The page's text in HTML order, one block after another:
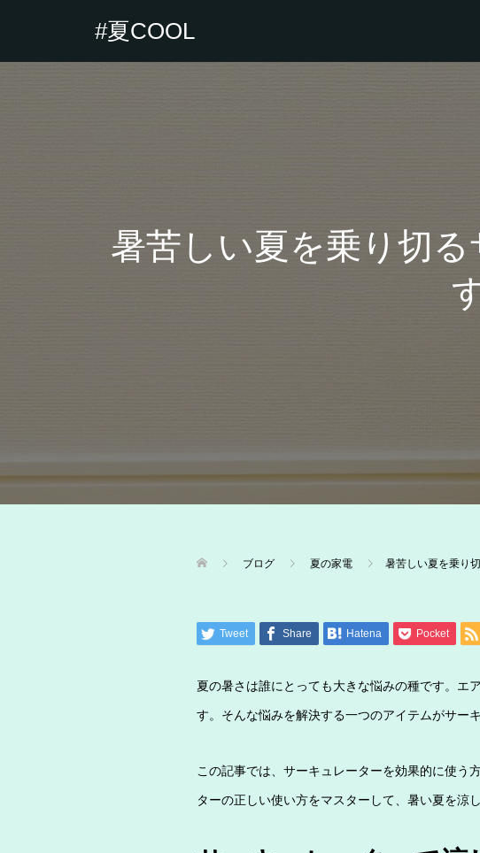
#夏COOL
暑苦しい夏を乗り切
ブログ 夏の家電 暑苦しい夏を乗り
Tweet Share Hatena Pocket
夏の暑さは誰にとっても大きな悩みの種です。エ
す。そんな悩みを解決する一つのアイテムがサー
この記事では、サーキュレーターを効果的に使う
ターの正しい使い方をマスターして、暑い夏を涼